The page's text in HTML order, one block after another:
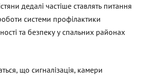
дедалі частіше ставлять питання
системи профілактики
та безпеку у спальних районах
що сигналізація, камери